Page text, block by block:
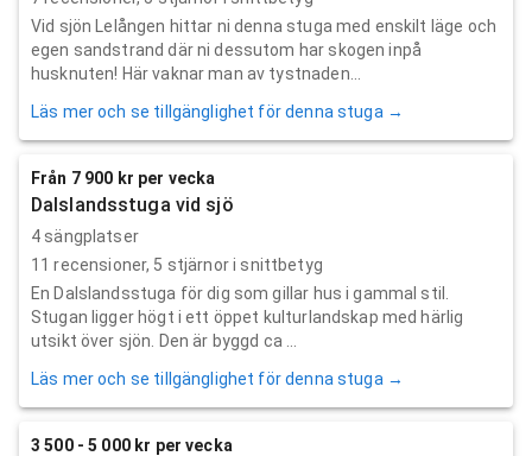
Vid sjön Lelången hittar ni denna stuga med enskilt läge och
egen sandstrand där ni dessutom har skogen inpå
husknuten! Här vaknar man av tystnaden...
Läs mer och se tillgänglighet för denna stuga →
Från 7 900 kr per vecka
Dalslandsstuga vid sjö
4 sängplatser
11 recensioner, 5 stjärnor i snittbetyg
En Dalslandsstuga för dig som gillar hus i gammal stil.
Stugan ligger högt i ett öppet kulturlandskap med härlig
utsikt över sjön. Den är byggd ca ...
Läs mer och se tillgänglighet för denna stuga →
3 500 - 5 000 kr per vecka